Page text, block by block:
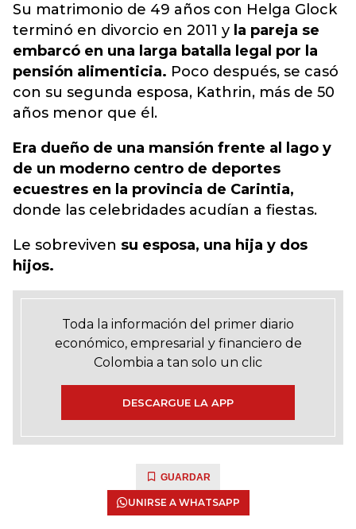
Su matrimonio de 49 años con Helga Glock
terminó en divorcio en 2011 y la pareja se
embarcó en una larga batalla legal por la
pensión alimenticia. Poco después, se casó
con su segunda esposa, Kathrin, más de 50
años menor que él.
Era dueño de una mansión frente al lago y
de un moderno centro de deportes
ecuestres en la provincia de Carintia,
donde las celebridades acudían a fiestas.
Le sobreviven su esposa, una hija y dos
hijos.
Toda la información del primer diario
económico, empresarial y financiero de
Colombia a tan solo un clic
DESCARGUE LA APP
GUARDAR
UNIRSE A WHATSAPP